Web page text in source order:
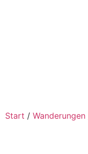
Start / Wanderungen